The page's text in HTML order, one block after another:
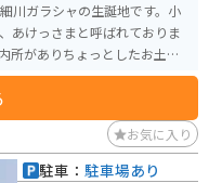
川ガラシャの生誕地です。小
あけっさまと呼ばれておりま
がありちょっとしたお土産も
お気に入り
駐車： 駐車場あり